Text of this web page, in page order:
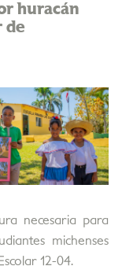
huracán
de
necesaria para
michenses
12-04.